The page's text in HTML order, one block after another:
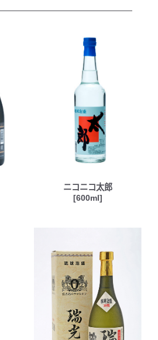
ニコニコ太郎
[600ml]